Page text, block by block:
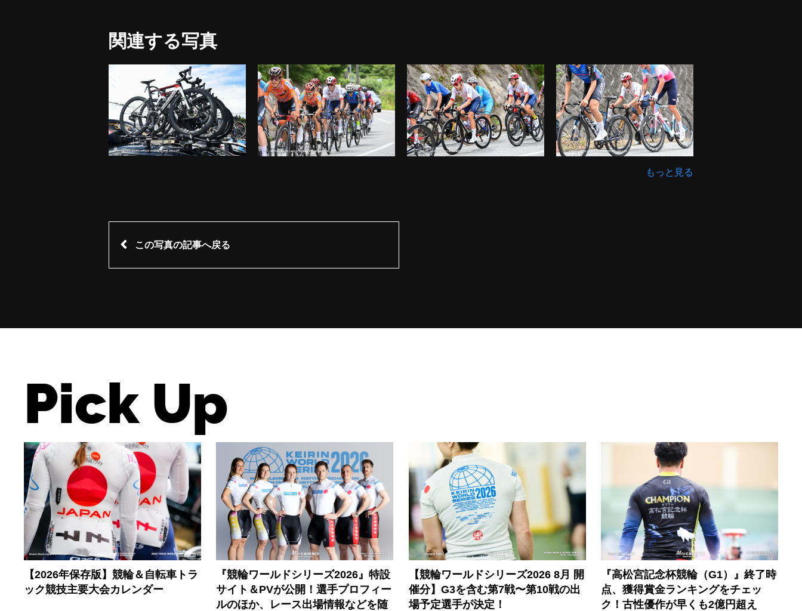
関連する写真
もっと見る
この写真の記事へ戻る
Pick Up
【2026年保存版】競輪＆自転車トラ
ック競技主要大会カレンダー
『競輪ワールドシリーズ2026』特設
サイト＆PVが公開！選手プロフィー
ルのほか、レース出場情報などを随
【競輪ワールドシリーズ2026 8月 開
催分】G3を含む第7戦〜第10戦の出
場予定選手が決定！
『高松宮記念杯競輪（G1）』終了時
点、獲得賞金ランキングをチェッ
ク！古性優作が早くも2億円超え